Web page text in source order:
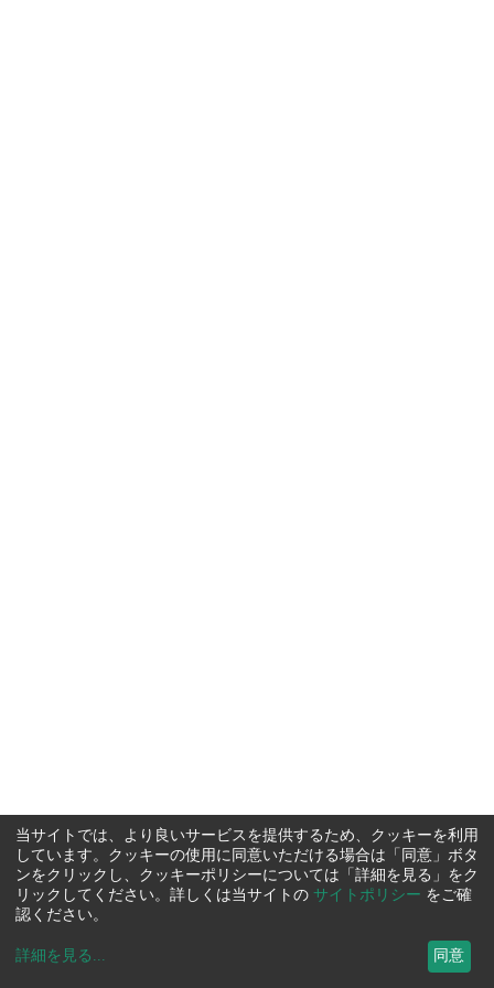
当サイトでは、より良いサービスを提供するため、クッキーを利用
しています。クッキーの使用に同意いただける場合は「同意」ボタ
ンをクリックし、クッキーポリシーについては「詳細を見る」をク
リックしてください。詳しくは当サイトの サイトポリシー をご確
認ください。
詳細を見る ... 同意